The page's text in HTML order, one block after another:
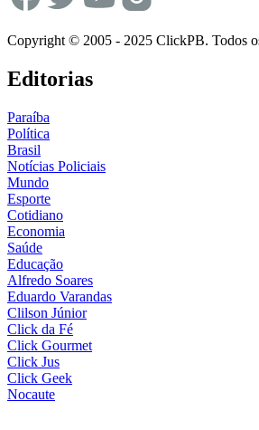
Copyright © 2005 - 2025 ClickPB. Todos
Editorias
Paraíba
Política
Brasil
Notícias Policiais
Mundo
Esporte
Cotidiano
Economia
Saúde
Educação
Alfredo Soares
Eduardo Varandas
Clilson Júnior
Click da Fé
Click Gourmet
Click Jus
Click Geek
Nocaute